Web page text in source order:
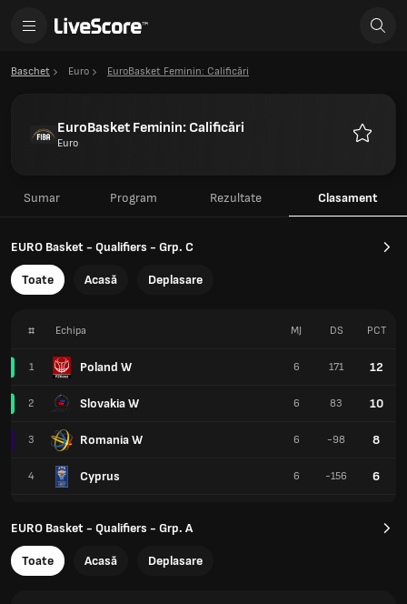
Baschet Euro EuroBasket Feminin: Calificări
EuroBasket Feminin: Calificări
Euro
Sumar Program Rezultate Clasament
EURO Basket - Qualifiers - Grp. C
Toate Acasă Deplasare
# Echipa
1 Poland W
2 Slovakia W
3 Romania W
4 Cyprus
MJ DS PCT
6 171 12
6 83 10
6 -98 8
6 -156 6
EURO Basket - Qualifiers - Grp. A
Toate Acasă Deplasare